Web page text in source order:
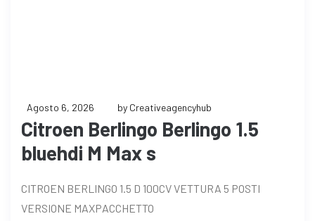
Agosto 6, 2026 by Creativeagencyhub
Citroen Berlingo Berlingo 1.5
bluehdi M Max s
CITROEN BERLINGO 1.5 D 100CV VETTURA 5 POSTI
VERSIONE MAXPACCHETTO